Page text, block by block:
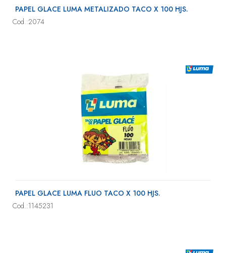
PAPEL GLACE LUMA METALIZADO TACO X 100 HJS.
Cod.:2074
PAPEL GLACE LUMA FLUO TACO X 100 HJS.
Cod.:1145231